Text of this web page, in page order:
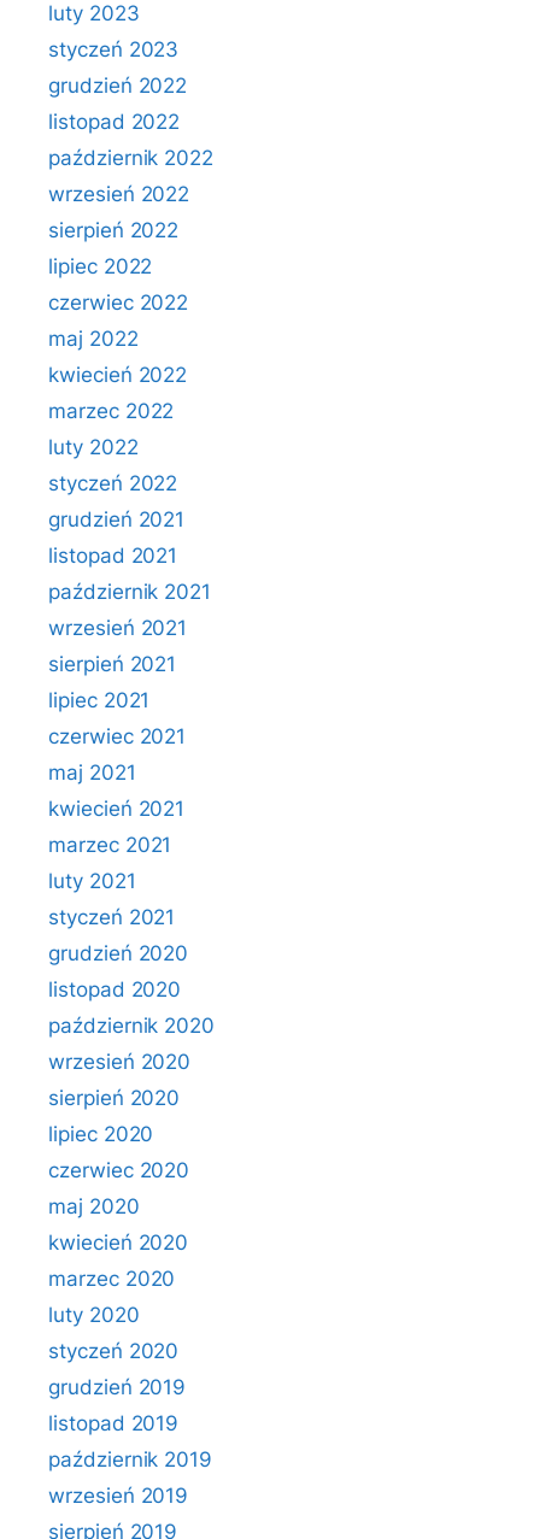
luty 2023
styczeń 2023
grudzień 2022
listopad 2022
październik 2022
wrzesień 2022
sierpień 2022
lipiec 2022
czerwiec 2022
maj 2022
kwiecień 2022
marzec 2022
luty 2022
styczeń 2022
grudzień 2021
listopad 2021
październik 2021
wrzesień 2021
sierpień 2021
lipiec 2021
czerwiec 2021
maj 2021
kwiecień 2021
marzec 2021
luty 2021
styczeń 2021
grudzień 2020
listopad 2020
październik 2020
wrzesień 2020
sierpień 2020
lipiec 2020
czerwiec 2020
maj 2020
kwiecień 2020
marzec 2020
luty 2020
styczeń 2020
grudzień 2019
listopad 2019
październik 2019
wrzesień 2019
sierpień 2019